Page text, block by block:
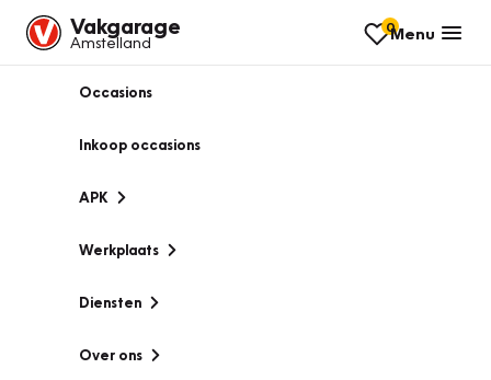
Vakgarage
Amstelland
0Menu
Occasions
Inkoop occasions
APK
Werkplaats
Diensten
Over ons